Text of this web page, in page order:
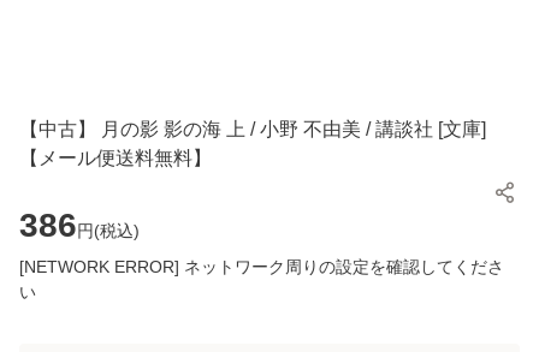
【中古】 月の影 影の海 上 / 小野 不由美 / 講談社 [文庫]
【メール便送料無料】
386円(税込)
[NETWORK ERROR] ネットワーク周りの設定を確認してくださ
い